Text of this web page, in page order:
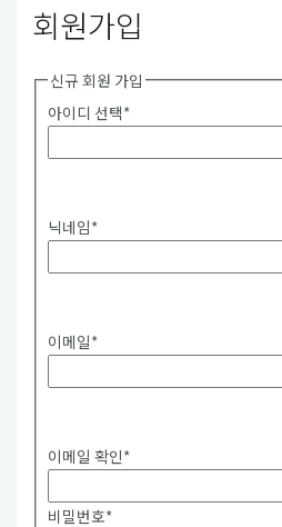
회원가입
신규 회원 가입
아이디 선택*
닉네임*
이메일*
이메일 확인*
비밀번호*